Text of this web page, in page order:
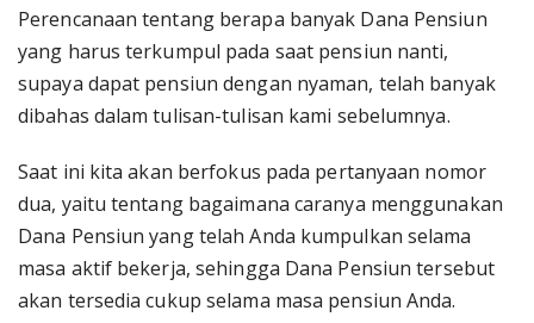
Perencanaan tentang berapa banyak Dana Pensiun
yang harus terkumpul pada saat pensiun nanti,
supaya dapat pensiun dengan nyaman, telah banyak
dibahas dalam tulisan-tulisan kami sebelumnya.
Saat ini kita akan berfokus pada pertanyaan nomor
dua, yaitu tentang bagaimana caranya menggunakan
Dana Pensiun yang telah Anda kumpulkan selama
masa aktif bekerja, sehingga Dana Pensiun tersebut
akan tersedia cukup selama masa pensiun Anda.